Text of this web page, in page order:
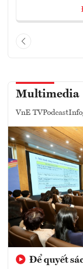
Multimedia
VnE TVPodcast
Để quyết